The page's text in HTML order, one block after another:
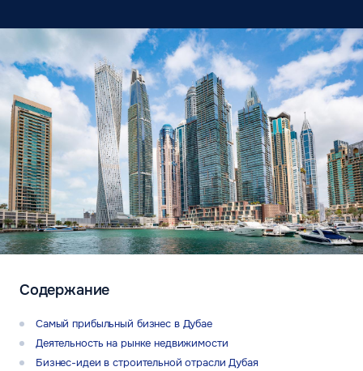
Содержание
Самый прибыльный бизнес в Дубае
Деятельность на рынке недвижимости
Бизнес-идеи в строительной отрасли Дубая